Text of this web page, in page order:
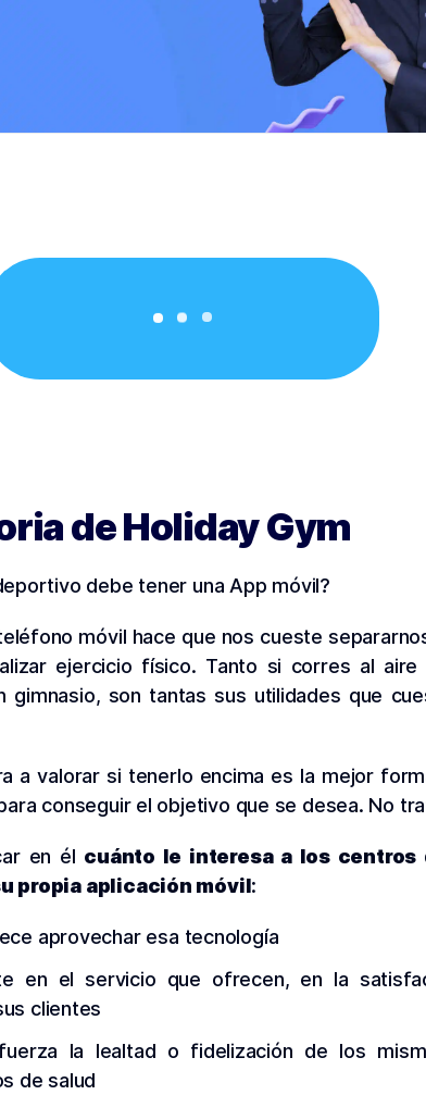
de Holiday Gym
debe tener una App móvil?
móvil hace que nos cueste
ejercicio físico. Tanto si corres al
gimnasio, son tantas sus utilidades que
a valorar si tenerlo encima es la mejor
conseguir el objetivo que se desea. No
en él cuánto le interesa a los
propia aplicación móvil:
aprovechar esa tecnología
en el servicio que ofrecen, en la
clientes
la lealtad o fidelización de los
de salud